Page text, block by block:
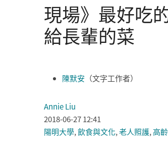
現場》最好吃
給長輩的菜
陳默安 （文字工作者）
Annie Liu
2018-06-27 12:41
陽明大學,飲食與文化,老人照護,高齡